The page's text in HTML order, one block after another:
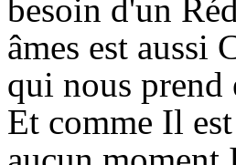
besoin d'un
âmes est aussi
qui nous prend
Et comme Il